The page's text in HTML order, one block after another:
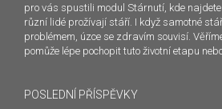
pro vás spustili modul Stárnutí, kde
různí lidé prožívají stáří. I když samotné
problémem, úzce se zdravím souvisí.
pomůže lépe pochopit tuto životní etapu
POSLEDNÍ PŘÍSPĚVKY